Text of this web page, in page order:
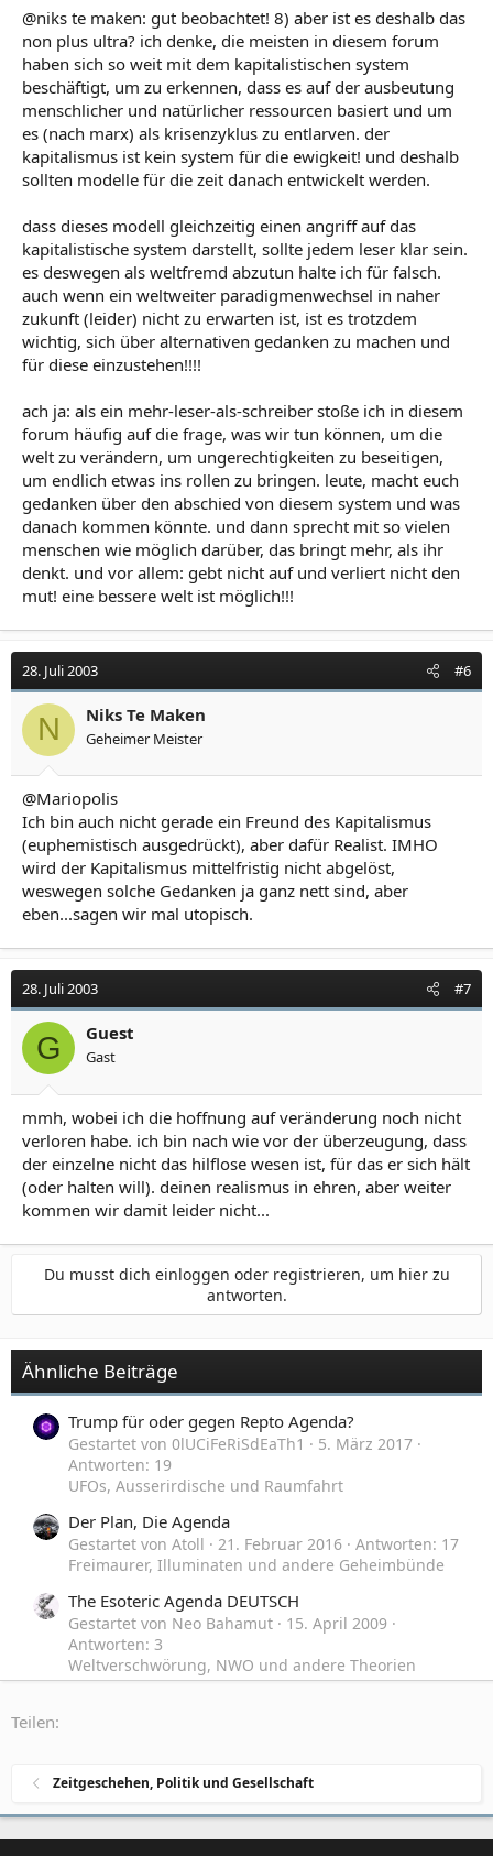
@niks te maken: gut beobachtet! 8) aber ist es deshalb das
non plus ultra? ich denke, die meisten in diesem forum
haben sich so weit mit dem kapitalistischen system
beschäftigt, um zu erkennen, dass es auf der ausbeutung
menschlicher und natürlicher ressourcen basiert und um
es (nach marx) als krisenzyklus zu entlarven. der
kapitalismus ist kein system für die ewigkeit! und deshalb
sollten modelle für die zeit danach entwickelt werden.
dass dieses modell gleichzeitig einen angriff auf das
kapitalistische system darstellt, sollte jedem leser klar sein.
es deswegen als weltfremd abzutun halte ich für falsch.
auch wenn ein weltweiter paradigmenwechsel in naher
zukunft (leider) nicht zu erwarten ist, ist es trotzdem
wichtig, sich über alternativen gedanken zu machen und
für diese einzustehen!!!!
ach ja: als ein mehr-leser-als-schreiber stoße ich in diesem
forum häufig auf die frage, was wir tun können, um die
welt zu verändern, um ungerechtigkeiten zu beseitigen,
um endlich etwas ins rollen zu bringen. leute, macht euch
gedanken über den abschied von diesem system und was
danach kommen könnte. und dann sprecht mit so vielen
menschen wie möglich darüber, das bringt mehr, als ihr
denkt. und vor allem: gebt nicht auf und verliert nicht den
mut! eine bessere welt ist möglich!!!
28. Juli 2003 #6
N Niks Te Maken
Geheimer Meister
@Mariopolis
Ich bin auch nicht gerade ein Freund des Kapitalismus
(euphemistisch ausgedrückt), aber dafür Realist. IMHO
wird der Kapitalismus mittelfristig nicht abgelöst,
weswegen solche Gedanken ja ganz nett sind, aber
eben...sagen wir mal utopisch.
28. Juli 2003 #7
G Guest
Gast
mmh, wobei ich die hoffnung auf veränderung noch nicht
verloren habe. ich bin nach wie vor der überzeugung, dass
der einzelne nicht das hilflose wesen ist, für das er sich hält
(oder halten will). deinen realismus in ehren, aber weiter
kommen wir damit leider nicht...
Du musst dich einloggen oder registrieren, um hier zu
antworten.
Ähnliche Beiträge
Trump für oder gegen Repto Agenda?
Gestartet von 0lUCiFeRiSdEaTh1
5. März 2017
Antworten: 19
UFOs, Ausserirdische und Raumfahrt
Der Plan, Die Agenda
Gestartet von Atoll 21. Februar 2016
Antworten: 17
Freimaurer, Illuminaten und andere Geheimbünde
The Esoteric Agenda DEUTSCH
Gestartet von Neo Bahamut
15. April 2009
Antworten: 3
Weltverschwörung, NWO und andere Theorien
Teilen:
Zeitgeschehen, Politik und Gesellschaft